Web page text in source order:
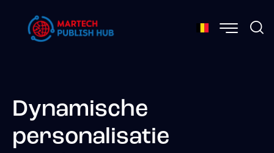
Dynamische
personalisatie